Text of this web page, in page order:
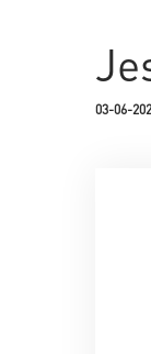
03-06-